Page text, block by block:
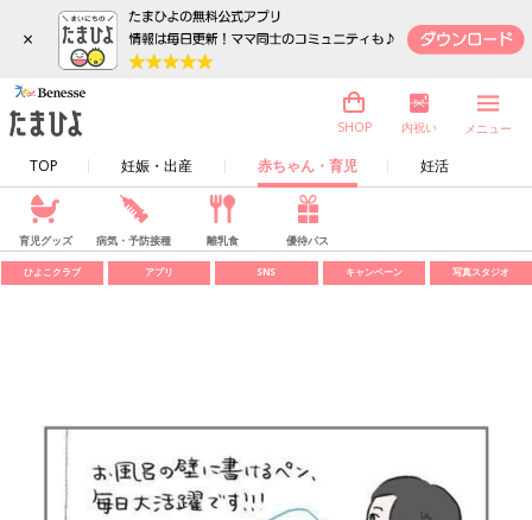
×
TOP 妊娠・出産 赤ちゃん・育児 妊活
SHOP 内祝い メニュー
育児グッズ 病気・予防接種 離乳食 優待パス
ひよこクラブ アプリ SNS キャンペーン 写真スタジオ